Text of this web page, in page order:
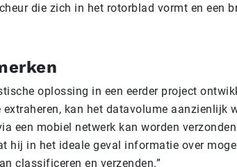
die zich in het rotorblad vormt en een
oplossing in een eerder project
kan het datavolume aanzienlijk
een mobiel netwerk kan worden
hij in het ideale geval informatie over
classificeren en verzenden.”